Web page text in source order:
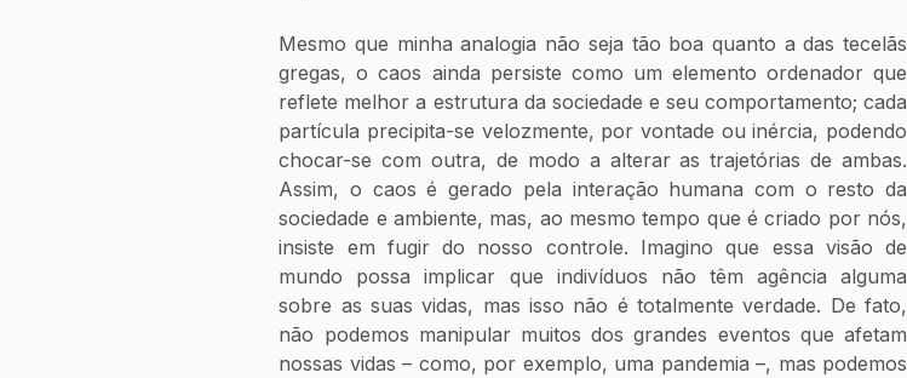
Mesmo que minha analogia não seja tão boa quanto a das tecelãs
gregas, o caos ainda persiste como um elemento ordenador que
reflete melhor a estrutura da sociedade e seu comportamento; cada
partícula precipita-se velozmente, por vontade ou inércia, podendo
chocar-se com outra, de modo a alterar as trajetórias de ambas.
Assim, o caos é gerado pela interação humana com o resto da
sociedade e ambiente, mas, ao mesmo tempo que é criado por nós,
insiste em fugir do nosso controle. Imagino que essa visão de
mundo possa implicar que indivíduos não têm agência alguma
sobre as suas vidas, mas isso não é totalmente verdade. De fato,
não podemos manipular muitos dos grandes eventos que afetam
nossas vidas – como, por exemplo, uma pandemia –, mas podemos